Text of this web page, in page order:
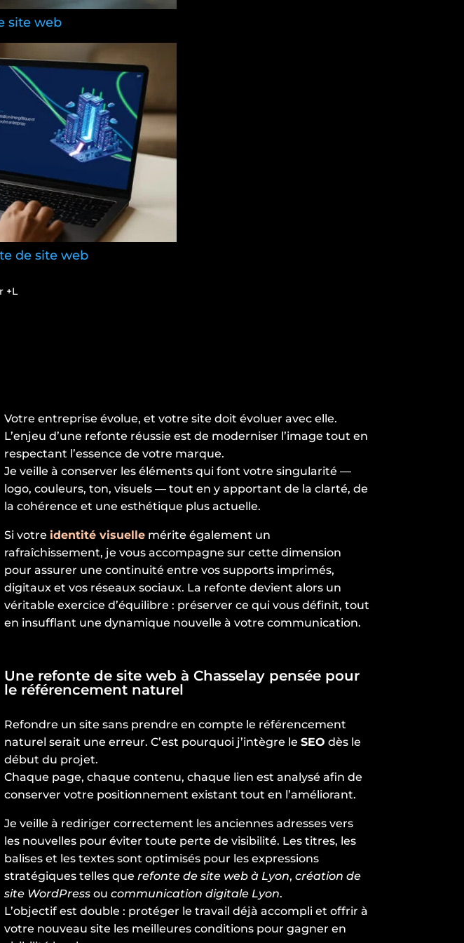
site web
de site web
+
Votre entreprise évolue, et votre site doit évoluer avec elle.
L’enjeu d’une refonte réussie est de moderniser l’image tout en
respectant l’essence de votre marque.
Je veille à conserver les éléments qui font votre singularité —
logo, couleurs, ton, visuels — tout en y apportant de la clarté, de
la cohérence et une esthétique plus actuelle.
Si votre identité visuelle mérite également un
rafraîchissement, je vous accompagne sur cette dimension
pour assurer une continuité entre vos supports imprimés,
digitaux et vos réseaux sociaux. La refonte devient alors un
véritable exercice d’équilibre : préserver ce qui vous définit, tout
en insufflant une dynamique nouvelle à votre communication.
Une refonte de site web à Chasselay pensée pour
le référencement naturel
Refondre un site sans prendre en compte le référencement
naturel serait une erreur. C’est pourquoi j’intègre leSEO dès le
début du projet.
Chaque page, chaque contenu, chaque lien est analysé afin de
conserver votre positionnement existant tout en l’améliorant.
Je veille à rediriger correctement les anciennes adresses vers
les nouvelles pour éviter toute perte de visibilité. Les titres, les
balises et les textes sont optimisés pour les expressions
stratégiques telles que refonte de site web à Lyon,création de
site WordPress oucommunication digitale Lyon.
L’objectif est double : protéger le travail déjà accompli et offrir à
votre nouveau site les meilleures conditions pour gagner en